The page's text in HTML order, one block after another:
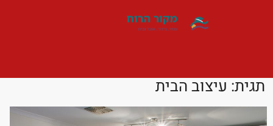
תגית: עיצוב הבית